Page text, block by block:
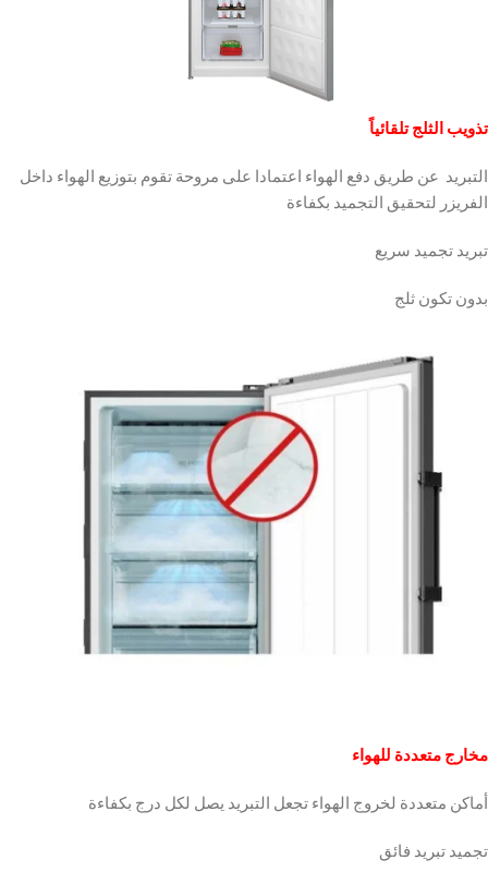
تذويب الثلج تلقائياً
التبريد عن طريق دفع الهواء اعتمادا على مروحة تقوم بتوزيع الهواء داخل
الفريزر لتحقيق التجميد بكفاءة
تبريد تجميد سريع
بدون تكون ثلج
مخارج متعددة للهواء
أماكن متعددة لخروج الهواء تجعل التبريد يصل لكل درج بكفاءة
تجميد تبريد فائق